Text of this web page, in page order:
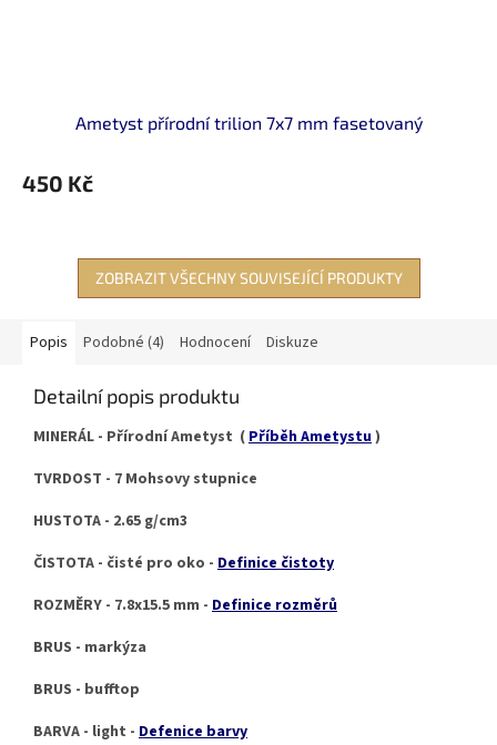
Ametyst přírodní trilion 7x7 mm fasetovaný
450 Kč
ZOBRAZIT VŠECHNY SOUVISEJÍCÍ PRODUKTY
Popis Podobné (4) Hodnocení Diskuze
Detailní popis produktu
MINERÁL - Přírodní Ametyst (Příběh Ametystu)
TVRDOST - 7 Mohsovy stupnice
HUSTOTA - 2.65 g/cm3
ČISTOTA - čisté pro oko - Definice čistoty
ROZMĚRY - 7.8x15.5 mm - Definice rozměrů
BRUS - markýza
BRUS - bufftop
BARVA - light - Defenice barvy